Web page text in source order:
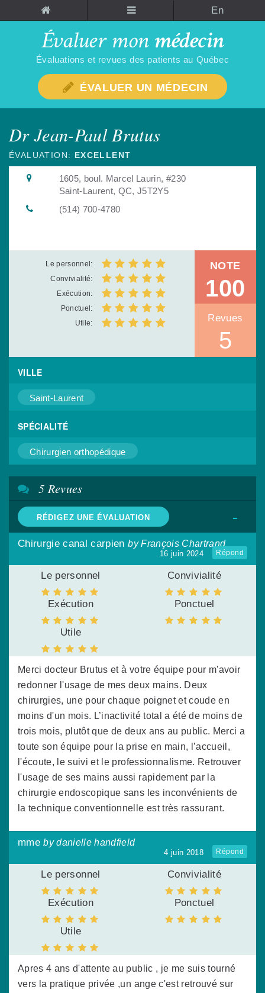
En
Évaluations et revues des patients au Québec
ÉVALUER UN MÉDECIN
Dr Jean-Paul Brutus
ÉVALUATION: EXCELLENT
1605, boul. Marcel Laurin, #230
Saint-Laurent, QC, J5T2Y5
(514) 700-4780
Le personnel:
Convivialité:
Exécution:
Ponctuel:
Utile:
NOTE
100
Revues
5
VILLE
Saint-Laurent
SPÉCIALITÉ
Chirurgien orthopédique
5 Revues
RÉDIGEZ UNE ÉVALUATION -
Chirurgie canal carpienby François Chartrand
Répond
16 juin 2024
Le personnel Convivialité
Exécution Ponctuel
Utile
Merci docteur Brutus et à votre équipe pour m'avoir
redonner l'usage de mes deux mains. Deux
chirurgies, une pour chaque poignet et coude en
moins d'un mois. L’inactivité total a été de moins de
trois mois, plutôt que de deux ans au public. Merci a
toute son équipe pour la prise en main, l’accueil,
l'écoute, le suivi et le professionnalisme. Retrouver
l'usage de ses mains aussi rapidement par la
chirurgie endoscopique sans les inconvénients de
la technique conventionnelle est très rassurant.
mmeby danielle handfield
Répond
4 juin 2018
Le personnel Convivialité
Exécution Ponctuel
Utile
Apres 4 ans d'attente au public , je me suis tourné
vers la pratique privée ,un ange c'est retrouvé sur